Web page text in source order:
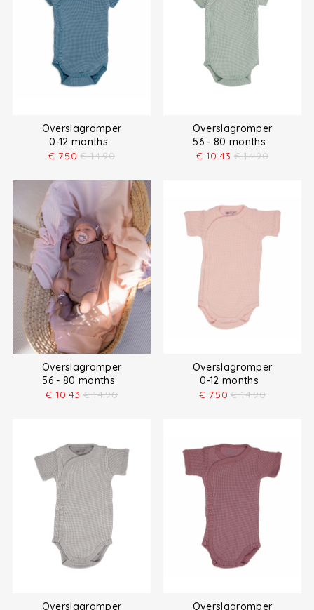
Overslagromper
0-12 months
€ 7.50 € 14.90
Overslagromper
56 - 80 months
€ 10.43 € 14.90
Overslagromper
56 - 80 months
€ 10.43 € 14.90
Overslagromper
0-12 months
€ 7.50 € 14.90
Overslagromper
Overslagromper